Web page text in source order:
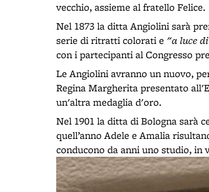
vecchio, assieme al fratello Felice.
Nel 1873 la ditta Angiolini sarà
serie di ritratti colorati e "a luce
con i partecipanti al Congresso
Le Angiolini avranno un nuovo,
Regina Margherita presentato
un'altra medaglia d'oro.
Nel 1901 la ditta di Bologna sarà
quell’anno Adele e Amalia
conducono da anni uno studio, in